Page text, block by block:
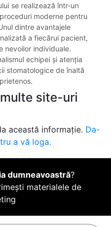
se realizează într-un
moderne pentru
dintre avantajele
a fiecărui pacient,
nevoilor individuale.
echipei și atenția
stomatologice de înaltă
site-uri
această informație. Da-
a vă loga.
dumneavoastră?
materialele de